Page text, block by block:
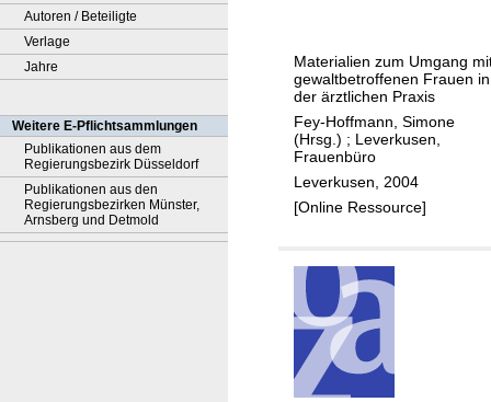
Autoren / Beteiligte
Verlage
Jahre
Weitere E-Pflichtsammlungen
Publikationen aus dem
Regierungsbezirk Düsseldorf
Publikationen aus den
Regierungsbezirken Münster,
Arnsberg und Detmold
t
g
e
g
e
n
F
a
e
Materialien zum Umgang
gewaltbetroffenen Frauen in
der ärztlichen Praxis
Fey-Hoffmann, Simone
(Hrsg.) ; Leverkusen,
Frauenbüro
Leverkusen, 2004
[Online Ressource]